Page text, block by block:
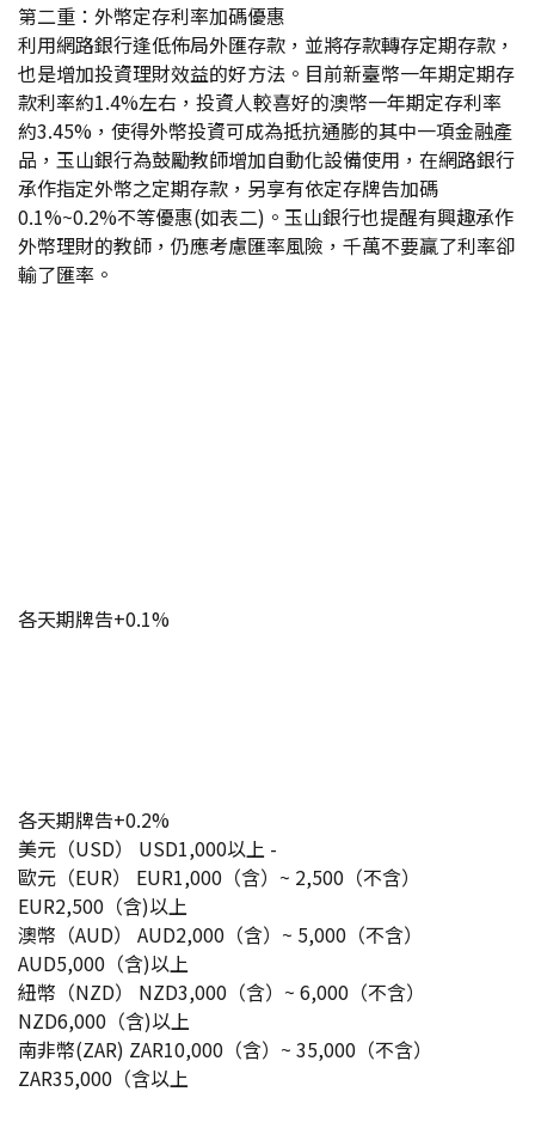
第二重：外幣定存利率加碼優惠
利用網路銀行逢低佈局外匯存款，並將存款轉存定期存款，
也是增加投資理財效益的好方法。目前新臺幣一年期定期存
款利率約1.4%左右，投資人較喜好的澳幣一年期定存利率
約3.45%，使得外幣投資可成為抵抗通膨的其中一項金融產
品，玉山銀行為鼓勵教師增加自動化設備使用，在網路銀行
承作指定外幣之定期存款，另享有依定存牌告加碼
0.1%~0.2%不等優惠(如表二)。玉山銀行也提醒有興趣承作
外幣理財的教師，仍應考慮匯率風險，千萬不要贏了利率卻
輸了匯率。
各天期牌告+0.1%
各天期牌告+0.2%
美元（USD） USD1,000以上 -
歐元（EUR） EUR1,000（含）~ 2,500（不含）
EUR2,500（含)以上
澳幣（AUD） AUD2,000（含）~ 5,000（不含）
AUD5,000（含)以上
紐幣（NZD） NZD3,000（含）~ 6,000（不含）
NZD6,000（含)以上
南非幣(ZAR) ZAR10,000（含）~ 35,000（不含）
ZAR35,000（含以上